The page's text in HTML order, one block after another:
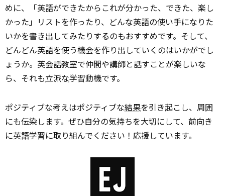
めに、「英語ができたからこれが分かった、できた、楽し
かった」リストを作ったり、どんな英語の使い手になりた
いかを書き出してみたりするのもおすすめです。そして、
どんどん英語を使う機会を作り出していくのはいかがでし
ょうか。英会話教室で仲間や講師と話すことが楽しいな
ら、それも立派な学習動機です。
ポジティブな考えはポジティブな結果を引き起こし、周囲
にも伝染します。ぜひ自分の気持ちを大切にして、前向き
に英語学習に取り組んでください！応援しています。